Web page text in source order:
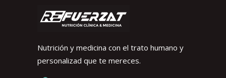
Nutrición y medicina con el trato humano y
personalizad que te mereces.